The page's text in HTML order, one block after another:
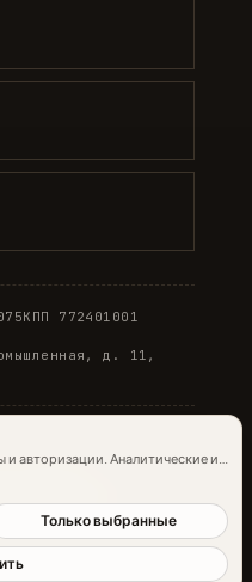
КПП 772401001
д. 11,
защищены.
и авторизации. Аналитические и
Только выбранные